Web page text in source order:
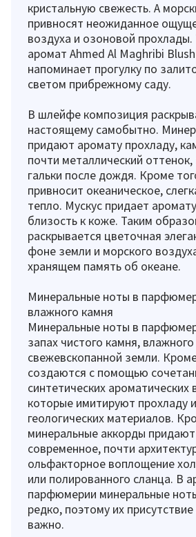
кристальную свежесть. А
привносят неожиданное
воздуха и озоновой прохлады.
аромат Ahmed Al Maghribi
напоминает прогулку по
светом прибрежному саду.
В шлейфе композиция
настоящему самобытно.
придают аромату прохладу,
почти металлический
гальки после дождя. Кроме
привносит океаническое,
тепло. Мускус придает
близость к коже. Таким
раскрывается цветочная
фоне земли и морского
хранящем память об океане.
Минеральные ноты в
влажного камня
Минеральные ноты в
запах чистого камня, влажного
свежевскопанной земли.
создаются с помощью
синтетических ароматических
которые имитируют прохладу
геологических материалов.
минеральные аккорды
современное, почти
ольфакторное воплощение
или полированного сланца. В
парфюмерии минеральные
редко, поэтому их присутствие
важно.